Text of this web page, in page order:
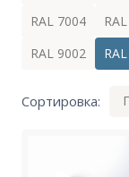
RAL 7004
RAL 9002
Сортировка: